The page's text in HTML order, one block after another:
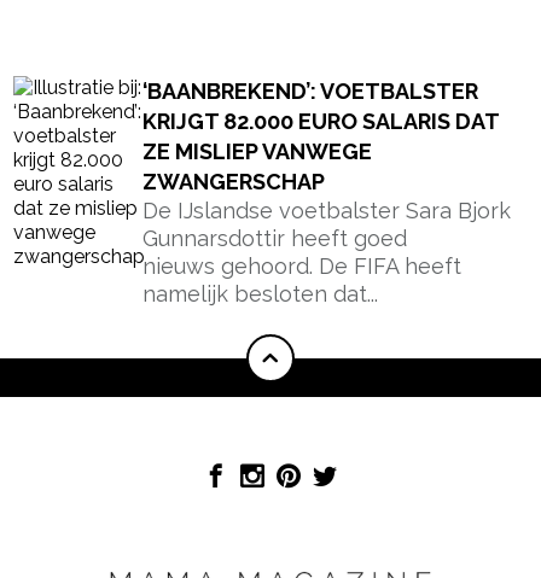
‘BAANBREKEND’: VOETBALSTER
KRIJGT 82.000 EURO SALARIS DAT
ZE MISLIEP VANWEGE
ZWANGERSCHAP
De IJslandse voetbalster Sara Bjork
Gunnarsdottir heeft goed
nieuws gehoord. De FIFA heeft
namelijk besloten dat...